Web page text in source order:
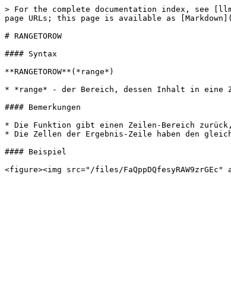
> For the complete documentation index, see
page URLs; this page is available as
# RANGETOROW
#### Syntax
**RANGETOROW**(*range*)
* *range* - der Bereich, dessen Inhalt in eine
#### Bemerkungen
* Die Funktion gibt einen Zeilen-Bereich
* Die Zellen der Ergebnis-Zeile haben den
#### Beispiel